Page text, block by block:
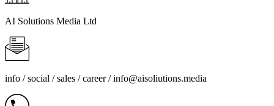
AI Solutions Media Ltd
info / social / sales / career /info@aisoliutions.media